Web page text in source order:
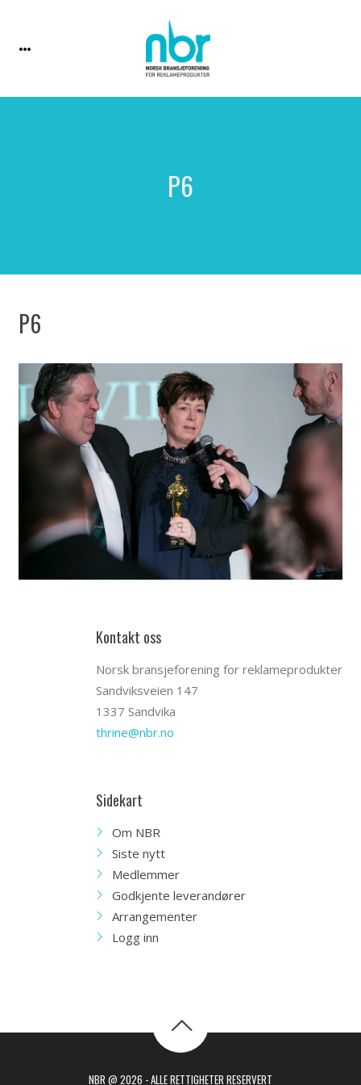
P6
P6
Kontakt oss
Norsk bransjeforening for reklameprodukter
Sandviksveien 147
1337 Sandvika
thrine@nbr.no
Sidekart
Om NBR
Siste nytt
Medlemmer
Godkjente leverandører
Arrangementer
Logg inn
NBR @ 2026 - ALLE RETTIGHETER RESERVERT